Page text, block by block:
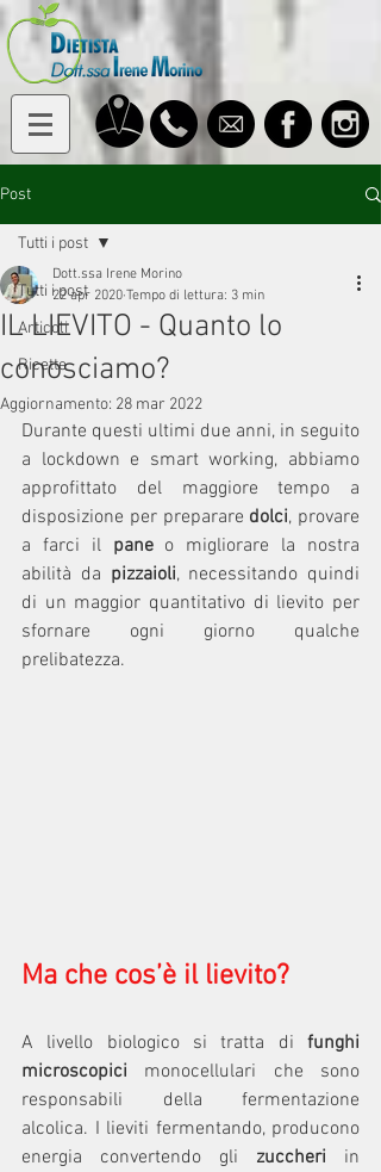
Post
Tutti i post
Articoli
Ricette
Tutti i post
IL LIEVITO - Quanto lo
conosciamo?
Dott.ssa Irene Morino
22 apr 2020 Tempo di lettura: 3 min
Aggiornamento: 28 mar 2022
Durante questi ultimi due anni, in seguito
a lockdown e smart working, abbiamo
approfittato del maggiore tempo a
disposizione per preparare dolci, provare
a farci il pane o migliorare la nostra
abilità da pizzaioli, necessitando quindi
di un maggior quantitativo di lievito per
sfornare ogni giorno qualche
prelibatezza.
Ma che cos’è il lievito?
A livello biologico si tratta di funghi
microscopici monocellulari che sono
responsabili della fermentazione
alcolica. I lieviti fermentando, producono
energia convertendo gli zuccheri